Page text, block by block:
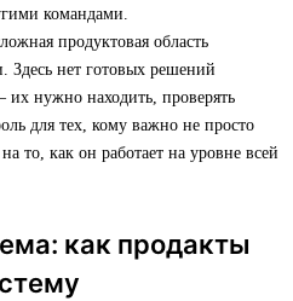
командами.
продуктовая область
Здесь нет готовых решений
нужно находить, проверять
для тех, кому важно не просто
то, как он работает на уровне всей
как продакты